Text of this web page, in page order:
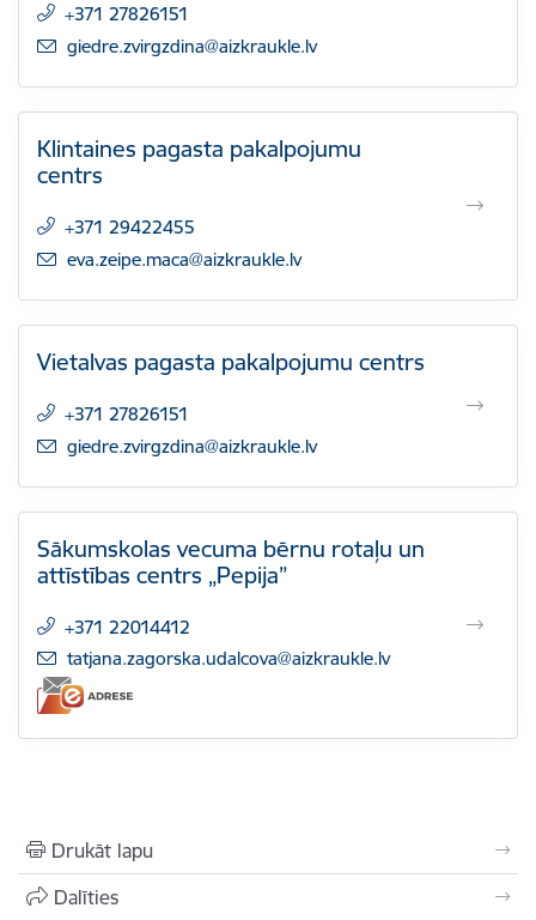
+371 27826151
E-pasts:
giedre.zvirgzdina@aizkraukle.lv
Klintaines pagasta pakalpojumu
centrs
+371 29422455
E-pasts:
eva.zeipe.maca@aizkraukle.lv
Vietalvas pagasta pakalpojumu centrs
+371 27826151
E-pasts:
giedre.zvirgzdina@aizkraukle.lv
Sākumskolas vecuma bērnu rotaļu un
attīstības centrs „Pepija”
+371 22014412
E-pasts:
tatjana.zagorska.udalcova@aizkraukle.lv
Drukāt lapu
Dalīties